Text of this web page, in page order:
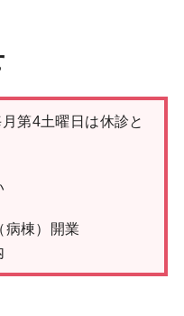
第4土曜日は休診と
棟）開業